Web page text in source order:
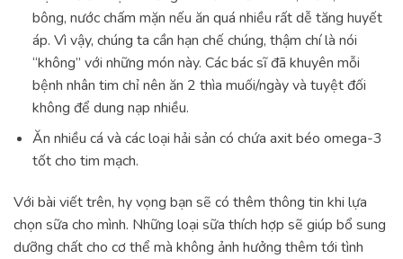
bông, nước chấm mặn nếu ăn quá nhiều rất dễ tăng huyết
áp. Vì vậy, chúng ta cần hạn chế chúng, thậm chí là nói
“không” với những món này. Các bác sĩ đã khuyên mỗi
bệnh nhân tim chỉ nên ăn 2 thìa muối/ngày và tuyệt đối
không để dung nạp nhiều.
Ăn nhiều cá và các loại hải sản có chứa axit béo omega-3
tốt cho tim mạch.
Với bài viết trên, hy vọng bạn sẽ có thêm thông tin khi lựa
chọn sữa cho mình. Những loại sữa thích hợp sẽ giúp bổ sung
dưỡng chất cho cơ thể mà không ảnh hưởng thêm tới tình